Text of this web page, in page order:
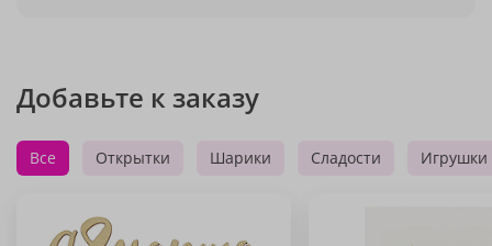
Добавьте к заказу
Все Открытки Шарики Сладости Игрушки